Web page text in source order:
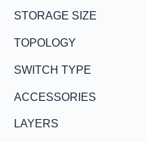
STORAGE SIZE
TOPOLOGY
SWITCH TYPE
ACCESSORIES
LAYERS